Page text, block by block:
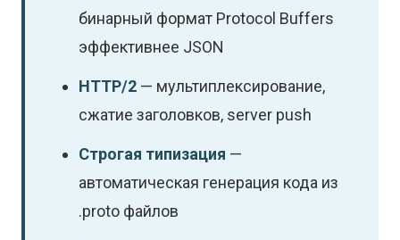
бинарный формат Protocol Buffers
эффективнее JSON
HTTP/2 — мультиплексирование,
сжатие заголовков, server push
Строгая типизация —
автоматическая генерация кода из
.proto файлов